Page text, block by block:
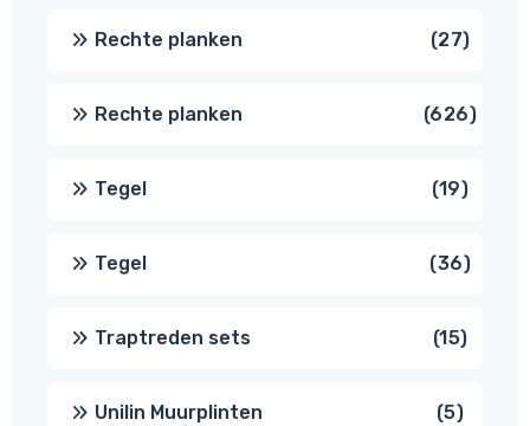
Rechte planken 2727
Rechte planken 626626
Tegel 1919
Tegel 3636
Traptreden sets 1515
Unilin Muurplinten 55